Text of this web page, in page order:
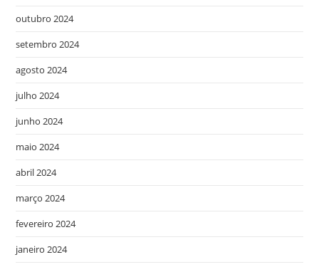
outubro 2024
setembro 2024
agosto 2024
julho 2024
junho 2024
maio 2024
abril 2024
março 2024
fevereiro 2024
janeiro 2024